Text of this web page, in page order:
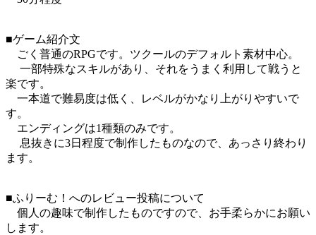
■ゲーム紹介文
ごく普通のRPGです。ツクールのデフォルト素材中心。
一部特殊なスキルがあり、それをうまく利用して戦うと
楽です。
一本道で難易度は低く、レベルがかなり上がりやすいで
す。
エンディングは1種類のみです。
息抜きに3日程度で制作したものなので、あっさり終わり
ます。
■ふりーむ！へのレビュー投稿について
個人の趣味で制作したものですので、お手柔らかにお願い
します。